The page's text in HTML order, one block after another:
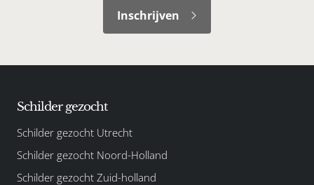
Inschrijven
Schilder gezocht
Schilder gezocht Utrecht
Schilder gezocht Noord-Holland
Schilder gezocht Zuid-holland